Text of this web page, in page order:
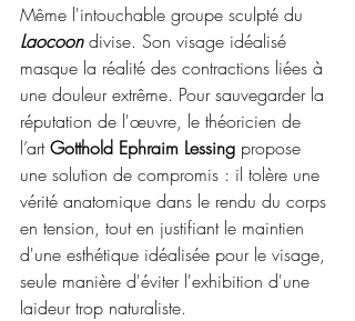
Même l'intouchable groupe sculpté du
Laocoon divise. Son visage idéalisé
masque la réalité des contractions liées à
une douleur extrême. Pour sauvegarder la
réputation de l'œuvre, le théoricien de
l’art Gotthold Ephraim Lessing propose
une solution de compromis : il tolère une
vérité anatomique dans le rendu du corps
en tension, tout en justifiant le maintien
d'une esthétique idéalisée pour le visage,
seule manière d'éviter l'exhibition d'une
laideur trop naturaliste.